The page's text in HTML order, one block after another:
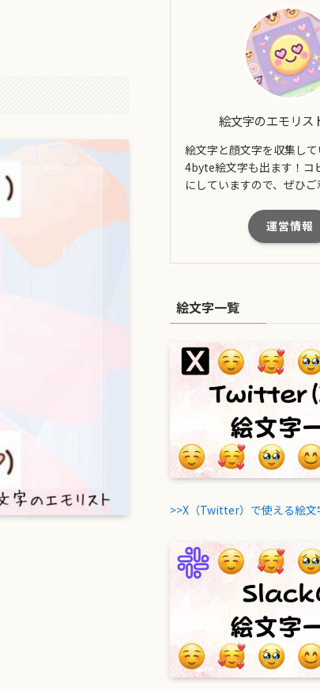
絵文字のエモリス
絵文字と顔文字を収集して
4byte絵文字も出ます！コ
にしていますので、ぜひご
運営情報
絵文字一覧
>>X（Twitter）で使える絵文